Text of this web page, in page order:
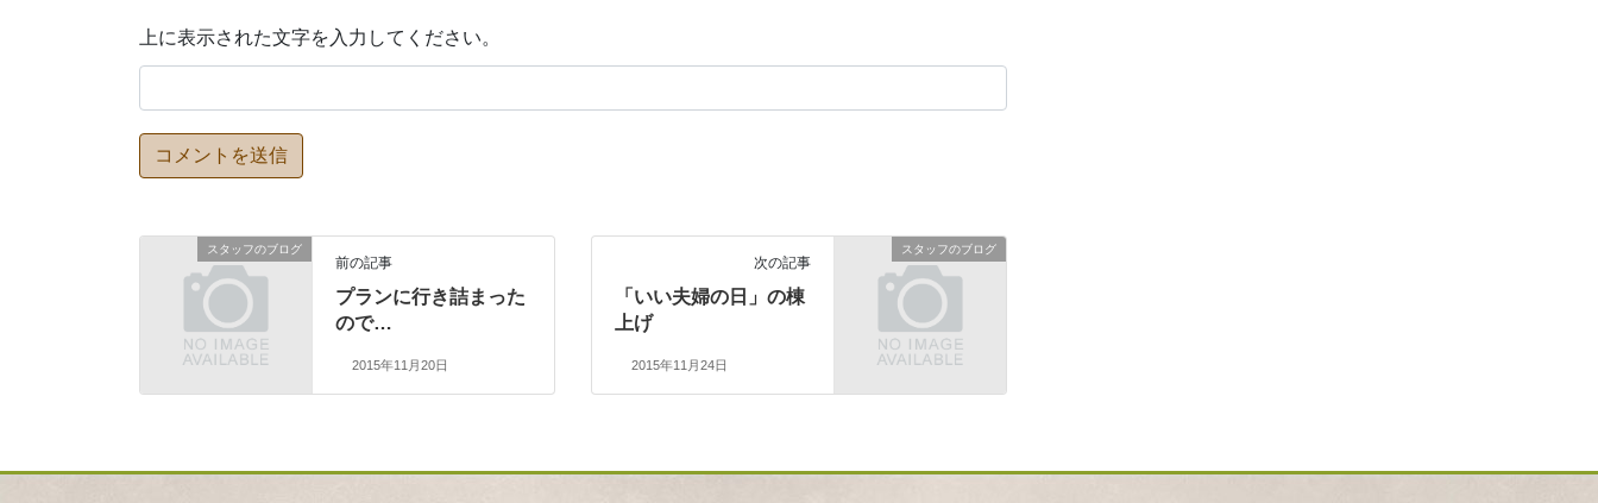
上に表示された文字を入力してください。
スタッフのブログ
前の記事
プランに行き詰まった
ので…
2015年11月20日
スタッフのブログ
次の記事
「いい夫婦の日」の棟
上げ
2015年11月24日